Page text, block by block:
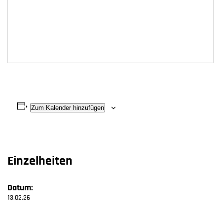
Zum Kalender hinzufügen
Einzelheiten
Datum:
13.02.26